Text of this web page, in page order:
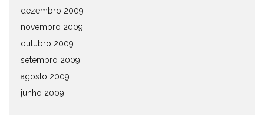
dezembro 2009
novembro 2009
outubro 2009
setembro 2009
agosto 2009
junho 2009